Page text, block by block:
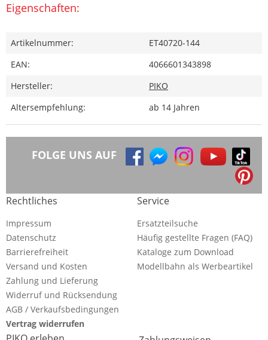
Eigenschaften:
Artikelnummer:
ET40720-144
EAN:
4066601343898
Hersteller:
PIKO
Altersempfehlung:
ab 14 Jahren
FOLGE UNS AUF
Rechtliches
Impressum
Datenschutz
Barrierefreiheit
Versand und Kosten
Zahlung und Lieferung
Widerruf und Rücksendung
AGB / Verkaufsbedingungen
Vertrag widerrufen
Service
Ersatzteilsuche
Häufig gestellte Fragen (FAQ)
Kataloge zum Download
Modellbahn als Werbeartikel